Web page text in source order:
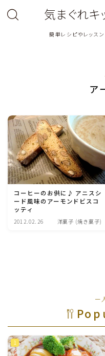
気まぐれ
簡単レシピやレッス
鶏肉料理
豚肉料理
牛肉料理
ひき肉料理
野菜料理(ブロッコリー・
野菜料理(きゅうり・なす
ゃ・ゴーヤ)
ア
コーヒーのお供に♪ アニスシ
ード風味のアーモンドビスコ
ッティ
2012.02.26 洋菓子 (焼き菓子)
ー